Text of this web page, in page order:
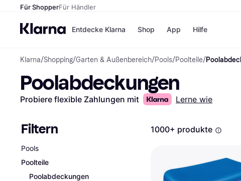
Für ShopperFür Händler
Entdecke Klarna
Zahlungsmethoden
Zahlungsmethoden
Sofort bezahlen
Bezahle in 3
Teilzahlungen
Tagen
Ratenzahlung
Shop
Shops
Temu
Kaufland.at
App Hilfe
Klarna/Shopping/Garten & Außenbereich/Pools/Poolteile/
Poolabdeckungen
Probiere flexible Zahlungen mit Lerne wie
Filtern
Pools
Poolteile
Poolabdeckungen
1000+ produkte